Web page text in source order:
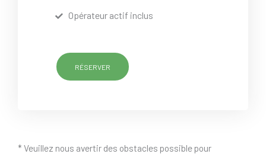
Opérateur actif inclus
RÉSERVER
* Veuillez nous avertir des obstacles possible pour